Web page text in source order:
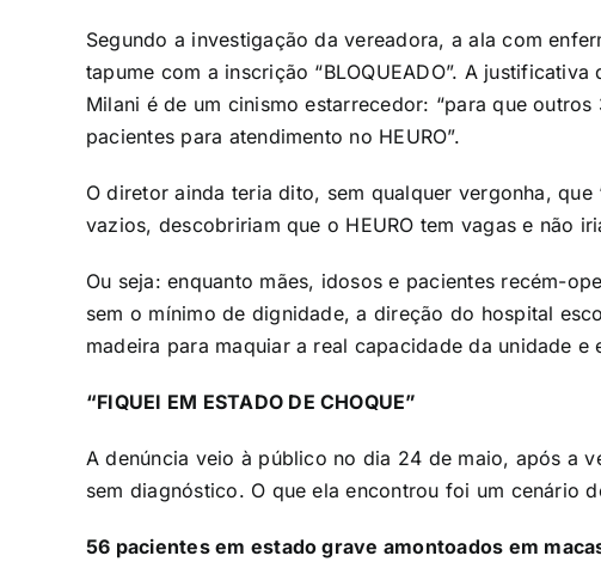
Segundo a investigação da vereadora, a ala com
tapume com a inscrição “BLOQUEADO”. A
Milani é de um cinismo estarrecedor: “para que
pacientes para atendimento no HEURO”.
O diretor ainda teria dito, sem qualquer vergonha,
vazios, descobririam que o HEURO tem vagas e não
Ou seja: enquanto mães, idosos e pacientes recém-
sem o mínimo de dignidade, a direção do hospital
madeira para maquiar a real capacidade da unidade
“FIQUEI EM ESTADO DE CHOQUE”
A denúncia veio à público no dia 24 de maio, após a
sem diagnóstico. O que ela encontrou foi um cenário
56 pacientes em estado grave amontoados em